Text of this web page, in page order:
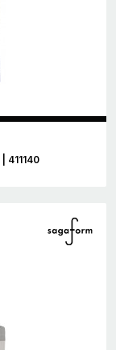
| 411140